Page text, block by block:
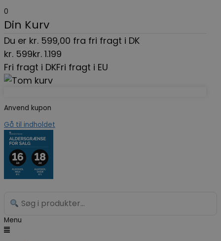
0
Din Kurv
Du er kr. 599,00 fra fri fragt i DK
kr. 599kr. 1.199
Fri fragt i DKFri fragt i EU
Anvend kupon
Gå til indholdet
Menu